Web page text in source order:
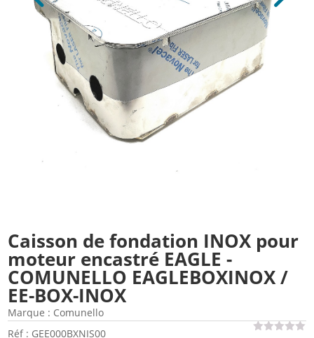
Caisson de fondation INOX pour
moteur encastré EAGLE -
COMUNELLO EAGLEBOXINOX /
EE-BOX-INOX
Marque : Comunello
Réf : GEE000BXNIS00